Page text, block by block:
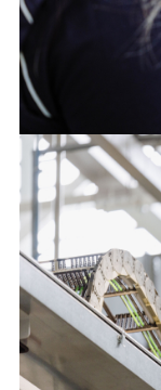
JLR STEIGERT
EFFIZIENZ MIT
PILOTPROJEKT